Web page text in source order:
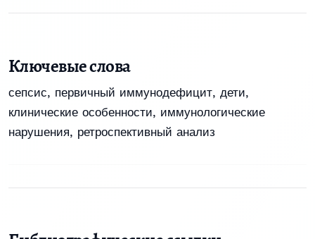
Ключевые слова
сепсис, первичный иммунодефицит, дети,
клинические особенности, иммунологические
нарушения, ретроспективный анализ